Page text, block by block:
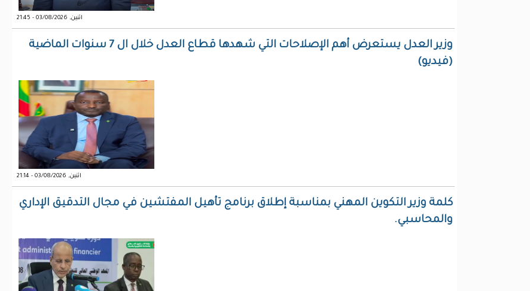
اثنين, 03/08/2026 - 21:45
وزير العدل يستعرض أهم الإصلاحات التي شهدها قطاع العدل خلال ال 7 سنوات الماضية
(فيديو)
اثنين, 03/08/2026 - 21:14
كلمة وزير التكوين المهني بمناسبة إطلاق برنامج تأهيل المفتشين في مجال التدقيق الإداري
والمحاسبي.